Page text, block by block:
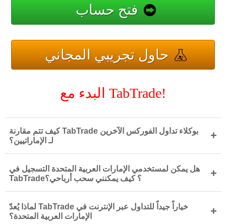
فتح حساب
حاول تجريبي المجاني
البدء مع TabTrade!
كيف تتم مقارنة TabTrade بوكلاء تداول الفوركس الآخرين
لـ الإماراتيين؟
+
هل يمكن لمستخدمي الإمارات العربية المتحدة التسجيل في
TabTrade؟ كيف يمكنني سحب أرباحي؟
+
لماذا يُعدّ TabTrade خياراً جيداً للتداول عبر الإنترنت في
الإمارات العربية المتحدة؟
+